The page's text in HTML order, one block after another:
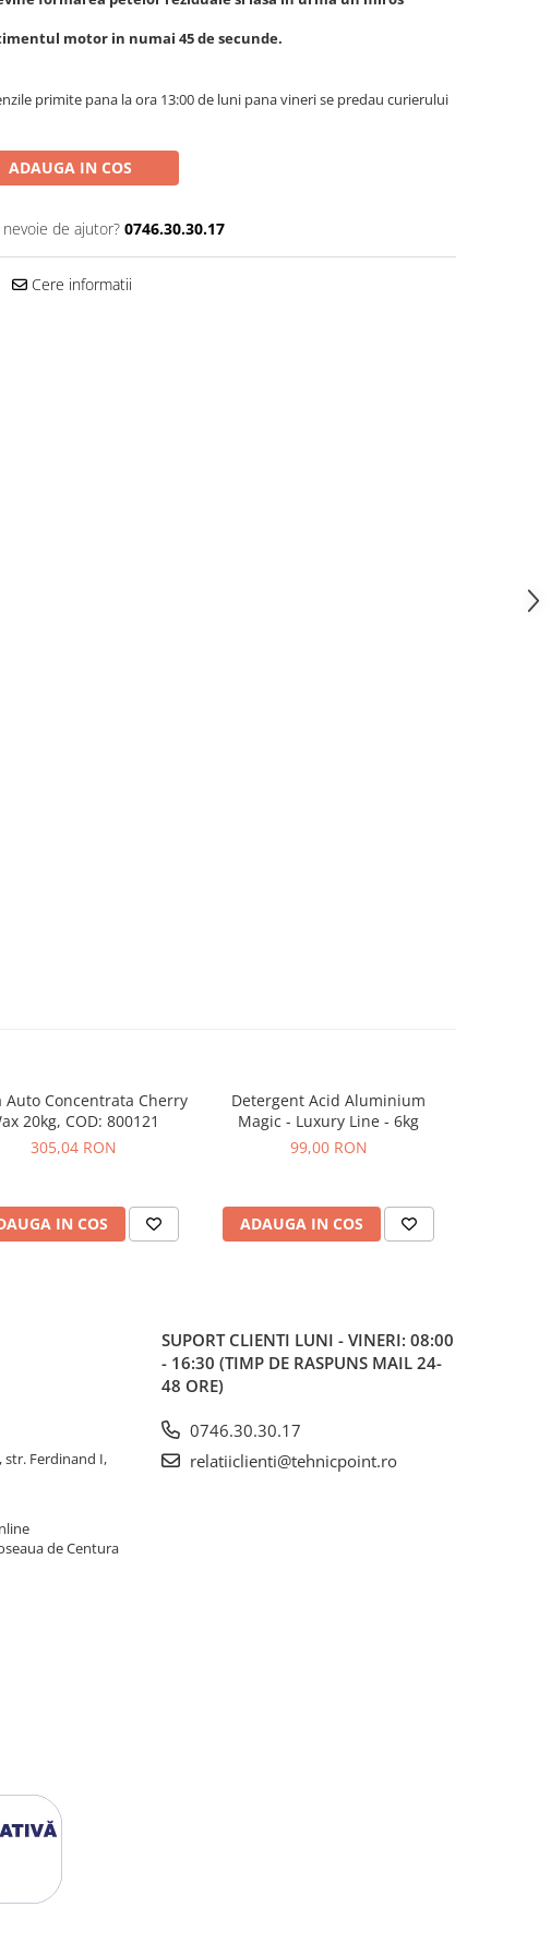
motor in numai 45 de secunde.
primite pana la ora 13:00 de luni pana vineri se predau curierului
ADAUGA IN COS
nevoie de ajutor? 0746.30.30.17
Cere informatii
Auto Concentrata Cherry
20kg, COD: 800121
305,04 RON
IN COS
Detergent Acid Aluminium
Magic - Luxury Line - 6kg
99,00 RON
ADAUGA IN COS
str. Ferdinand I,
de Centura
SUPORT CLIENTI LUNI - VINERI: 08:00
- 16:30 (TIMP DE RASPUNS MAIL 24-
48 ORE)
0746.30.30.17
relatiiclienti@tehnicpoint.ro